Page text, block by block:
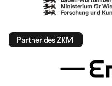
Partner des ZKM